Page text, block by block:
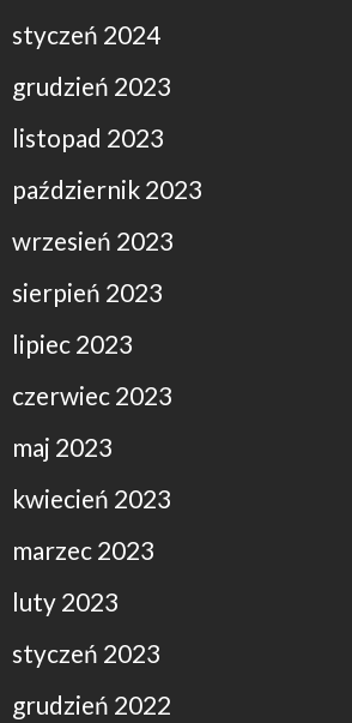
styczeń 2024
grudzień 2023
listopad 2023
październik 2023
wrzesień 2023
sierpień 2023
lipiec 2023
czerwiec 2023
maj 2023
kwiecień 2023
marzec 2023
luty 2023
styczeń 2023
grudzień 2022